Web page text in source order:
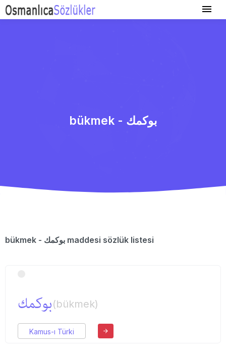
bükmek - بوكمك
bükmek - بوكمك maddesi sözlük listesi
بوكمك(bükmek)
Kamus-ı Türki